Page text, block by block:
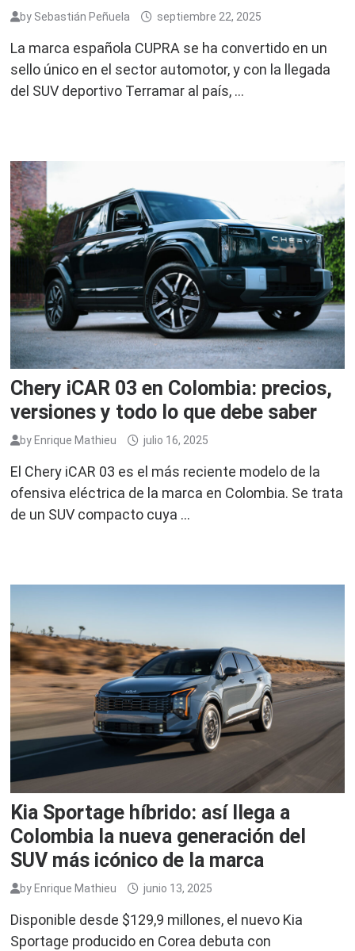
by Sebastián Peñuela septiembre 22, 2025
La marca española CUPRA se ha convertido en un
sello único en el sector automotor, y con la llegada
del SUV deportivo Terramar al país, …
Chery iCAR 03 en Colombia: precios,
versiones y todo lo que debe saber
by Enrique Mathieu julio 16, 2025
El Chery iCAR 03 es el más reciente modelo de la
ofensiva eléctrica de la marca en Colombia. Se trata
de un SUV compacto cuya …
Kia Sportage híbrido: así llega a
Colombia la nueva generación del
SUV más icónico de la marca
by Enrique Mathieu junio 13, 2025
Disponible desde $129,9 millones, el nuevo Kia
Sportage producido en Corea debuta con